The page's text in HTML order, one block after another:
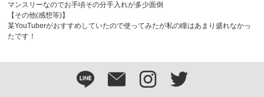
マンスリーなのでお手頃その分手入れが多少面倒
【その他(感想等)】
某YouTuberがおすすめしていたので使ってみたが私の瞳はあまり盛れなかっ
たです！